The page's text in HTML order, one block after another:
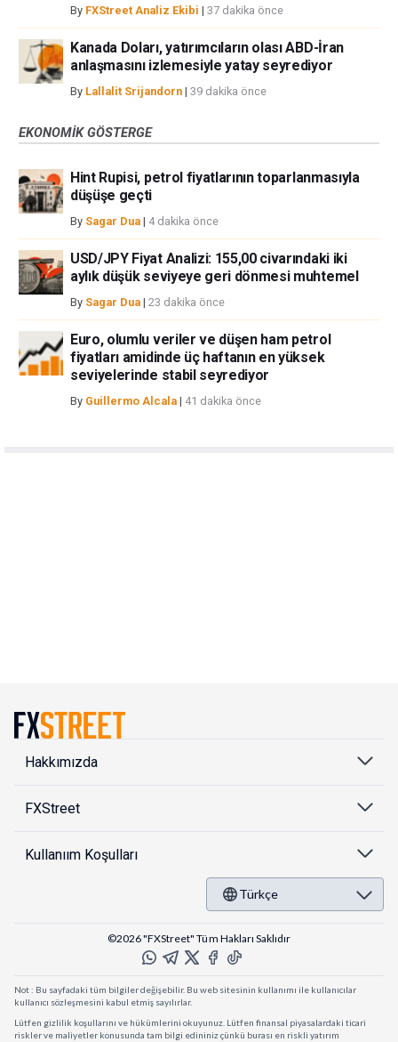
By FXStreet Analiz Ekibi | 37 dakika önce
Kanada Doları, yatırımcıların olası ABD-İran
anlaşmasını izlemesiyle yatay seyrediyor
By Lallalit Srijandorn | 39 dakika önce
EKONOMIK GÖSTERGE
Hint Rupisi, petrol fiyatlarının toparlanmasıyla
düşüşe geçti
By Sagar Dua | 4 dakika önce
USD/JPY Fiyat Analizi: 155,00 civarındaki iki
aylık düşük seviyeye geri dönmesi muhtemel
By Sagar Dua | 23 dakika önce
Euro, olumlu veriler ve düşen ham petrol
fiyatları amidinde üç haftanın en yüksek
seviyelerinde stabil seyrediyor
By Guillermo Alcala | 41 dakika önce
Hakkımızda
FXStreet
Kullanıım Koşulları
Türkçe
©2026 "FXStreet" Tüm Hakları Saklıdır
Not : Bu sayfadaki tüm bilgiler değişebilir. Bu web sitesinin kullanımı ile kullanıcılar
kullanıcı sözleşmesini kabul etmiş sayılırlar.
Lütfen gizlilik koşullarını ve hükümlerini okuyunuz. Lütfen finansal piyasalardaki ticari
riskler ve maliyetler konusunda tam bilgi edininiz çünkü burası en riskli yatırım